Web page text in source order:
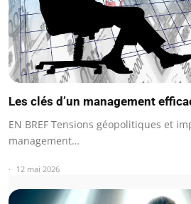
Les clés d’un management
EN BREF Tensions géopolitiques et
management…
12 mai 2026